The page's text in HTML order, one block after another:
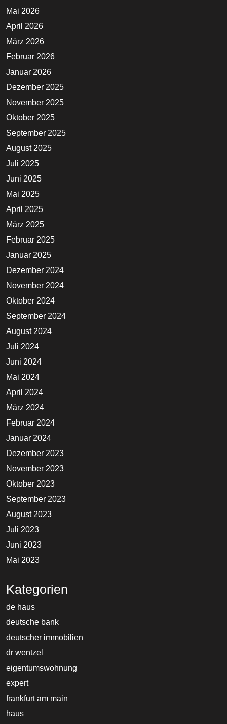
Mai 2026
April 2026
März 2026
Februar 2026
Januar 2026
Dezember 2025
November 2025
Oktober 2025
September 2025
August 2025
Juli 2025
Juni 2025
Mai 2025
April 2025
März 2025
Februar 2025
Januar 2025
Dezember 2024
November 2024
Oktober 2024
September 2024
August 2024
Juli 2024
Juni 2024
Mai 2024
April 2024
März 2024
Februar 2024
Januar 2024
Dezember 2023
November 2023
Oktober 2023
September 2023
August 2023
Juli 2023
Juni 2023
Mai 2023
Kategorien
de haus
deutsche bank
deutscher immobilien
dr wentzel
eigentumswohnung
expert
frankfurt am main
haus